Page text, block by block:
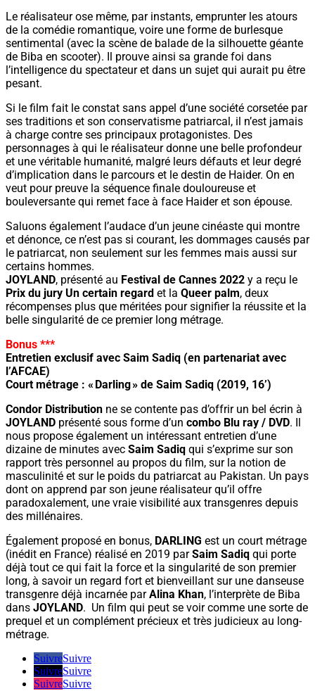
Le réalisateur ose même, par instants, emprunter les atours
de la comédie romantique, voire une forme de burlesque
sentimental (avec la scène de balade de la silhouette géante
de Biba en scooter). Il prouve ainsi sa grande foi dans
l’intelligence du spectateur et dans un sujet qui aurait pu être
pesant.
Si le film fait le constat sans appel d’une société corsetée par
ses traditions et son conservatisme patriarcal, il n’est jamais
à charge contre ses principaux protagonistes. Des
personnages à qui le réalisateur donne une belle profondeur
et une véritable humanité, malgré leurs défauts et leur degré
d’implication dans le parcours et le destin de Haider. On en
veut pour preuve la séquence finale douloureuse et
bouleversante qui remet face à face Haider et son épouse.
Saluons également l’audace d’un jeune cinéaste qui montre
et dénonce, ce n’est pas si courant, les dommages causés par
le patriarcat, non seulement sur les femmes mais aussi sur
certains hommes.
JOYLAND, présenté au Festival de Cannes 2022 y a reçu le
Prix du jury Un certain regard et la Queer palm, deux
récompenses plus que méritées pour signifier la réussite et la
belle singularité de ce premier long métrage.
Bonus ***
Entretien exclusif avec Saim Sadiq (en partenariat avec
l’AFCAE)
Court métrage : « Darling » de Saim Sadiq (2019, 16’)
Condor Distribution ne se contente pas d’offrir un bel écrin à
JOYLAND présenté sous forme d’un combo Blu ray / DVD. Il
nous propose également un intéressant entretien d’une
dizaine de minutes avec Saim Sadiq qui s’exprime sur son
rapport très personnel au propos du film, sur la notion de
masculinité et sur le poids du patriarcat au Pakistan. Un pays
dont on apprend par son jeune réalisateur qu’il offre
paradoxalement, une vraie visibilité aux transgenres depuis
des millénaires.
Également proposé en bonus, DARLING est un court métrage
(inédit en France) réalisé en 2019 parSaim Sadiq qui porte
déjà tout ce qui fait la force et la singularité de son premier
long, à savoir un regard fort et bienveillant sur une danseuse
transgenre déjà incarnée parAlina Khan, l’interprète de Biba
dans JOYLAND. Un film qui peut se voir comme une sorte de
prequel et un complément précieux et très judicieux au long-
métrage.
SuivreSuivre
SuivreSuivre
SuivreSuivre